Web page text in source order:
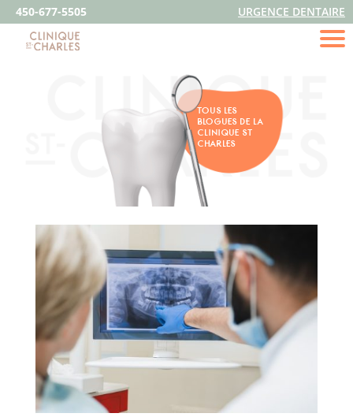
450-677-5505 URGENCE DENTAIRE
TOUS LES
BLOGUES DE LA
CLINIQUE ST
CHARLES